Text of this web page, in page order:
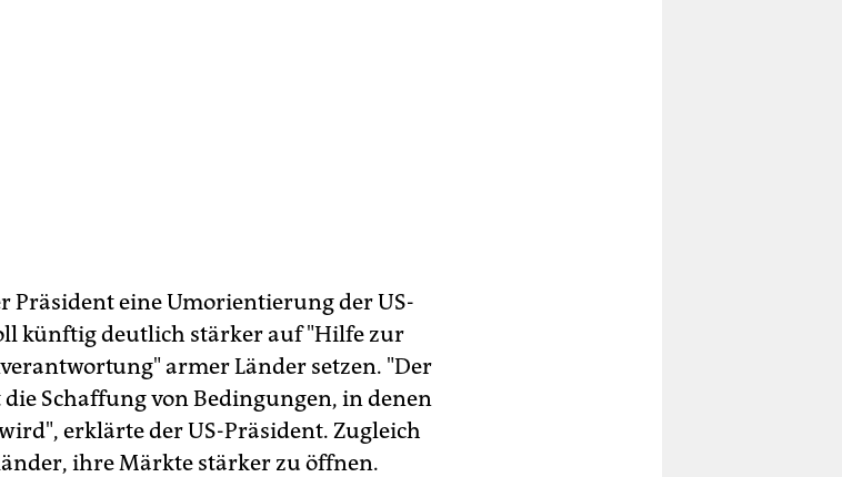
Präsident eine Umorientierung der US-
künftig deutlich stärker auf "Hilfe zur
armer Länder setzen. "Der
Schaffung von Bedingungen, in denen
erklärte der US-Präsident. Zugleich
ihre Märkte stärker zu öffnen.